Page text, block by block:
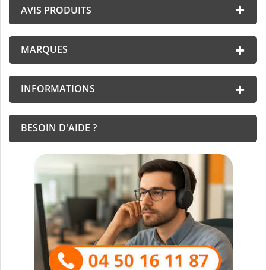
AVIS PRODUITS
MARQUES
INFORMATIONS
BESOIN D'AIDE ?